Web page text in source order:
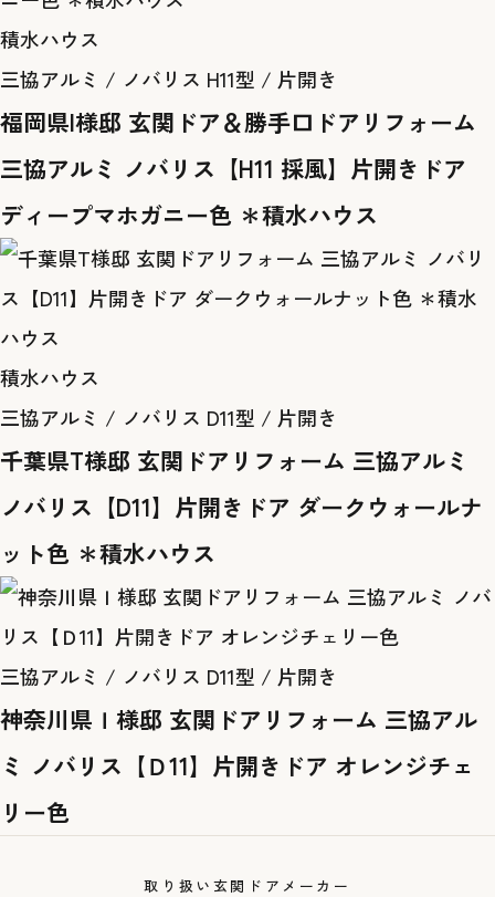
積水ハウス
三協アルミ / ノバリス H11型 / 片開き
福岡県I様邸 玄関ドア＆勝手口ドアリフォーム
三協アルミ ノバリス【H11 採風】片開きドア
ディープマホガニー色 ＊積水ハウス
積水ハウス
三協アルミ / ノバリス D11型 / 片開き
千葉県T様邸 玄関ドアリフォーム 三協アルミ
ノバリス【D11】片開きドア ダークウォールナ
ット色 ＊積水ハウス
三協アルミ / ノバリス D11型 / 片開き
神奈川県Ｉ様邸 玄関ドアリフォーム 三協アル
ミ ノバリス【Ｄ11】片開きドア オレンジチェ
リー色
取り扱い玄関ドアメーカー